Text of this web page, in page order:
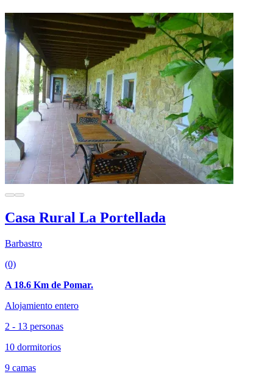
Casa Rural La Portellada
Barbastro
(0)
A 18.6 Km de Pomar.
Alojamiento entero
2 - 13 personas
10 dormitorios
9 camas